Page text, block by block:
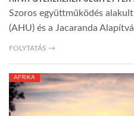
Szoros együttműködés
(AHU) és a Jacaranda
FOLYTATÁS →
AFRIKA